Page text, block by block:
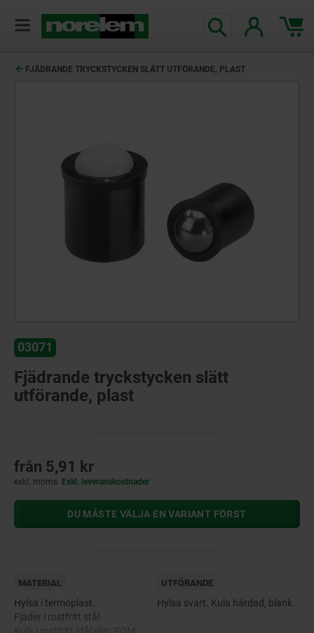
FJÄDRANDE TRYCKSTYCKEN SLÄTT UTFÖRANDE, PLAST
03071
Fjädrande tryckstycken slätt
utförande, plast
från 5,91 kr
exkl. moms Exkl. leveranskostnader
DU MÅSTE VÄLJA EN VARIANT FÖRST
MATERIAL
Hylsa i termoplast.
Fjäder i rostfritt stål.
UTFÖRANDE
Hylsa svart. Kula härdad, blank.